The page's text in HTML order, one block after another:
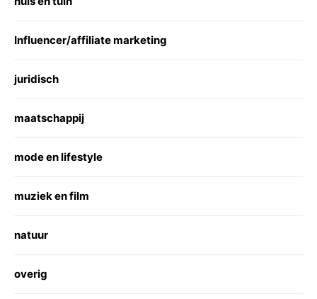
Influencer/affiliate marketing
juridisch
maatschappij
mode en lifestyle
muziek en film
natuur
overig